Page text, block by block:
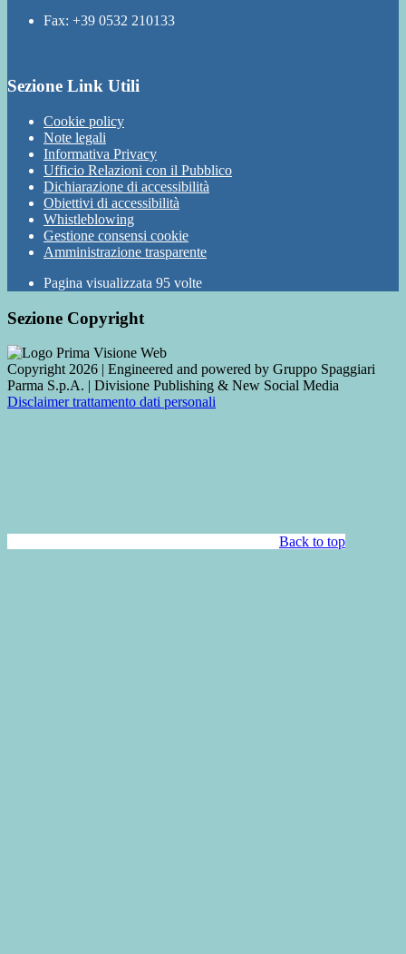
Fax: +39 0532 210133
Sezione Link Utili
Cookie policy
Note legali
Informativa Privacy
Ufficio Relazioni con il Pubblico
Dichiarazione di accessibilità
Obiettivi di accessibilità
Whistleblowing
Gestione consensi cookie
Amministrazione trasparente
Pagina visualizzata 95 volte
Sezione Copyright
Copyright 2026 | Engineered and powered by Gruppo Spaggiari
Parma S.p.A. | Divisione Publishing & New Social Media
Disclaimer trattamento dati personali
Back to top